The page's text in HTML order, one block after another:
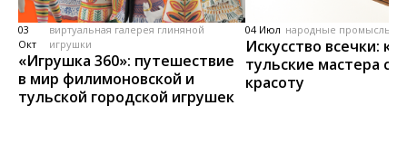
03
Окт
виртуальная галерея глиняной
игрушки
«Игрушка 360»: путешествие
в мир филимоновской и
тульской городской игрушек
04 Июл народные промыслы,
Искусство всечки: как
тульские мастера
красоту